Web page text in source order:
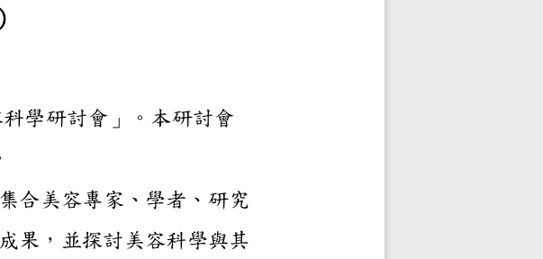
會）
容科學研討會
」。本研討會
舉辦。
台，
集合美容專家、學者、研究
享彼此的研究成果，並探討美容科學